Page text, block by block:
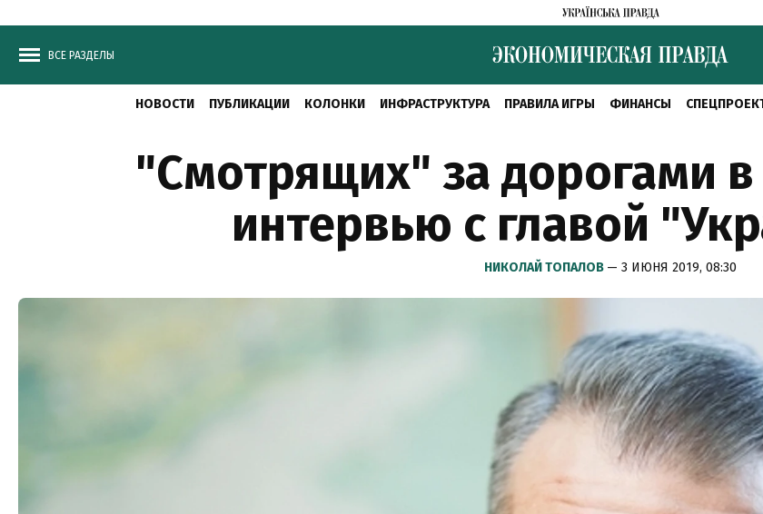
ВСЕ РАЗДЕЛЫ
НОВОСТИ ПУБЛИКАЦИИ КОЛОНКИ ИНФРАСТРУКТУРА ПРАВИЛА ИГРЫ ФИНАНСЫ
"Смотрящих" за дорогами
интервью с главой
НИКОЛАЙ ТОПАЛОВ — 3 ИЮНЯ 2019, 08:30